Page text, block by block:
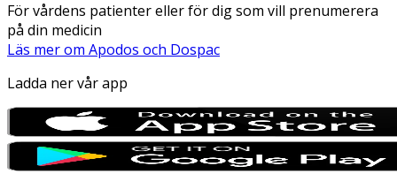
För vårdens patienter eller för dig som vill prenumerera
på din medicin
Läs mer om Apodos och Dospac
Ladda ner vår app